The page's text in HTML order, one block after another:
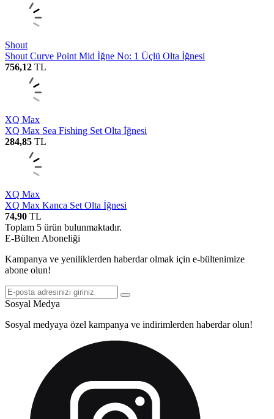
Shout
Shout Curve Point Mid İğne No: 1 Üçlü Olta İğnesi
756,12 TL
XQ Max
XQ Max Sea Fishing Set Olta İğnesi
284,85 TL
XQ Max
XQ Max Kanca Set Olta İğnesi
74,90 TL
Toplam 5 ürün bulunmaktadır.
E-Bülten Aboneliği
Kampanya ve yeniliklerden haberdar olmak için e-bültenimize
abone olun!
Sosyal Medya
Sosyal medyaya özel kampanya ve indirimlerden haberdar olun!